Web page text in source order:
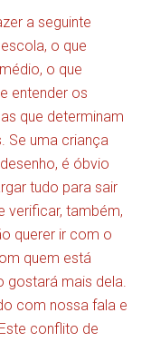
a seguinte
o que
o que
entender os
que determinam
Se uma criança
é óbvio
tudo para sair
verificar, também,
querer ir com o
quem está
mais dela.
com nossa fala e
conflito de